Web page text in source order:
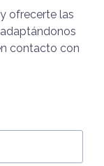
ofrecerte las
contacto con